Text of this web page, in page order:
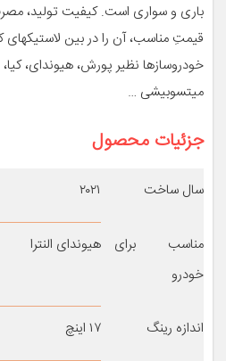
باری و سواری است. کیفیت تولید، مصرف
قیمتِ مناسب، آن را در بین لاستیک­های
خودروسازها نظیر پورش، هیوندای،
میتسوبیشی …
جزئیات محصول
سال ساخت ۲۰۲۱
مناسب برای
خودرو
هیوندای النترا
اندازه رینگ ۱۷ اینچ